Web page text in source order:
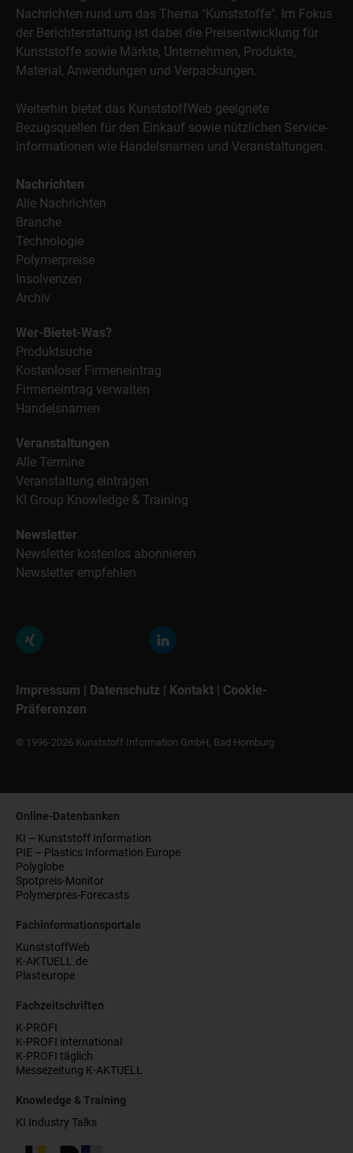
Nachrichten rund um das Thema "Kunststoffe". Im Fokus
der Berichterstattung ist dabei die Preisentwicklung für
Kunststoffe sowie Märkte, Unternehmen, Produkte,
Material, Anwendungen und Verpackungen.
Weiterhin bietet das KunststoffWeb geeignete
Bezugsquellen für den Einkauf sowie nützlichen Service-
Informationen wie Handelsnamen und Veranstaltungen.
Nachrichten
Alle Nachrichten
Branche
Technologie
Polymerpreise
Insolvenzen
Archiv
Wer-Bietet-Was?
Produktsuche
Kostenloser Firmeneintrag
Firmeneintrag verwalten
Handelsnamen
Veranstaltungen
Alle Termine
Veranstaltung eintragen
KI Group Knowledge & Training
Newsletter
Newsletter kostenlos abonnieren
Newsletter empfehlen
Impressum | Datenschutz | Kontakt | Cookie-
Präferenzen
© 1996-2026 Kunststoff Information GmbH, Bad Homburg
Online-Datenbanken
KI – Kunststoff Information
PIE – Plastics Information Europe
Polyglobe
Spotpreis-Monitor
Polymerpres-Forecasts
Fachinformationsportale
KunststoffWeb
K-AKTUELL.de
Plasteurope
Fachzeitschriften
K-PROFI
K-PROFI international
K-PROFI täglich
Messezeitung K-AKTUELL
Knowledge & Training
KI Industry Talks